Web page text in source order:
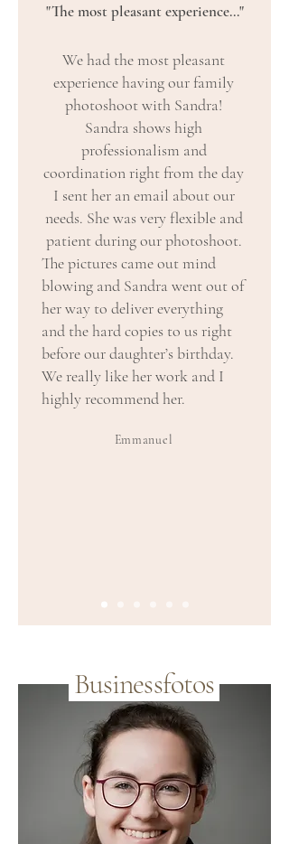
"The most pleasant experience..."
We had the most pleasant
experience having our family
photoshoot with Sandra!
Sandra shows high
professionalism and
coordination right from the day
I sent her an email about our
needs. She was very flexible and
patient during our photoshoot.
The pictures came out mind
blowing and Sandra went out of
her way to deliver everything
and the hard copies to us right
before our daughter’s birthday.
We really like her work and I
highly recommend her.
Emmanuel
Businessfotos